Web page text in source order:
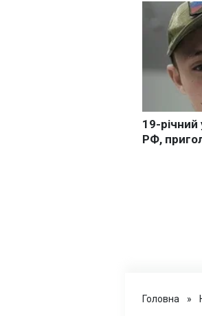
Головна »